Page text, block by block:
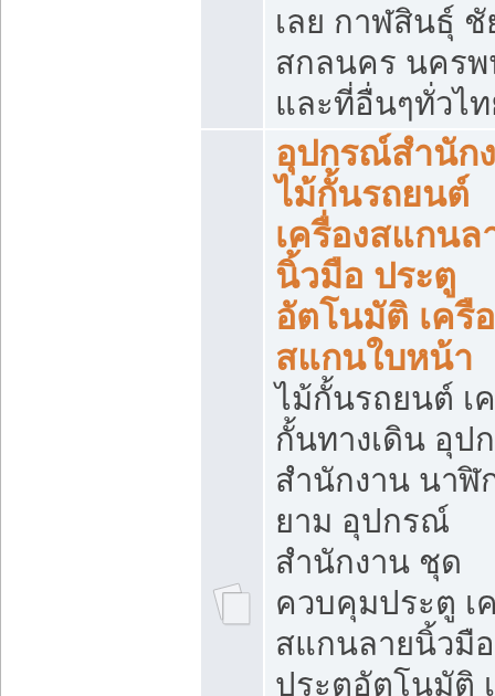
เลย กาฬสินธุ์
สกลนคร นคร
และที่อื่นๆทั่วไ
อุปกรณ์สำนัก
ไม้กั้นรถยนต์
เครื่องสแกนล
นิ้วมือ ประตู
อัตโนมัติ เครื
สแกนใบหน้า
ไม้กั้นรถยนต์ เ
กั้นทางเดิน อุป
สำนักงาน นาฬิ
ยาม อุปกรณ์
สำนักงาน ชุด
ควบคุมประตู เ
สแกนลายนิ้วมือ
ประตูอัตโนมัติ